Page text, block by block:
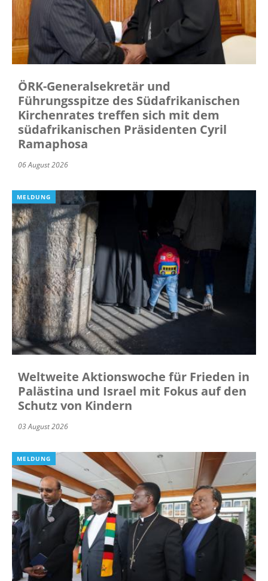
ÖRK-Generalsekretär und
Führungsspitze des Südafrikanischen
Kirchenrates treffen sich mit dem
südafrikanischen Präsidenten Cyril
Ramaphosa
06 August 2026
MELDUNG
Weltweite Aktionswoche für Frieden in
Palästina und Israel mit Fokus auf den
Schutz von Kindern
03 August 2026
MELDUNG